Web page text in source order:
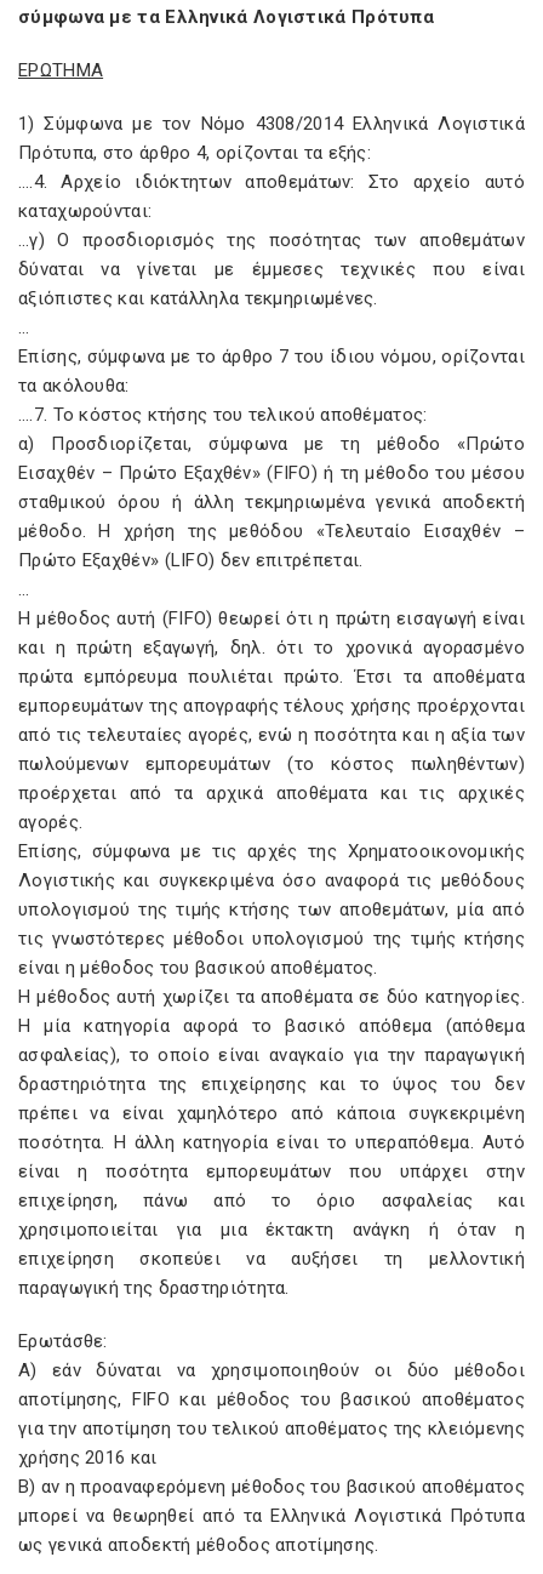
σύμφωνα με τα Ελληνικά Λογιστικά Πρότυπα
ΕΡΩΤΗΜΑ
1) Σύμφωνα με τον Νόμο 4308/2014 Ελληνικά Λογιστικά
Πρότυπα, στο άρθρο 4, ορίζονται τα εξής:
….4. Αρχείο ιδιόκτητων αποθεμάτων: Στο αρχείο αυτό
καταχωρούνται:
…γ) Ο προσδιορισμός της ποσότητας των αποθεμάτων
δύναται να γίνεται με έμμεσες τεχνικές που είναι
αξιόπιστες και κατάλληλα τεκμηριωμένες.
…
Επίσης, σύμφωνα με το άρθρο 7 του ίδιου νόμου, ορίζονται
τα ακόλουθα:
….7. Το κόστος κτήσης του τελικού αποθέματος:
α) Προσδιορίζεται, σύμφωνα με τη μέθοδο «Πρώτο
Εισαχθέν – Πρώτο Εξαχθέν» (FIFO) ή τη μέθοδο του μέσου
σταθμικού όρου ή άλλη τεκμηριωμένα γενικά αποδεκτή
μέθοδο. Η χρήση της μεθόδου «Τελευταίο Εισαχθέν –
Πρώτο Εξαχθέν» (LIFO) δεν επιτρέπεται.
…
Η μέθοδος αυτή (FIFO) θεωρεί ότι η πρώτη εισαγωγή είναι
και η πρώτη εξαγωγή, δηλ. ότι το χρονικά αγορασμένο
πρώτα εμπόρευμα πουλιέται πρώτο. Έτσι τα αποθέματα
εμπορευμάτων της απογραφής τέλους χρήσης προέρχονται
από τις τελευταίες αγορές, ενώ η ποσότητα και η αξία των
πωλούμενων εμπορευμάτων (το κόστος πωληθέντων)
προέρχεται από τα αρχικά αποθέματα και τις αρχικές
αγορές.
Επίσης, σύμφωνα με τις αρχές της Χρηματοοικονομικής
Λογιστικής και συγκεκριμένα όσο αναφορά τις μεθόδους
υπολογισμού της τιμής κτήσης των αποθεμάτων, μία από
τις γνωστότερες μέθοδοι υπολογισμού της τιμής κτήσης
είναι η μέθοδος του βασικού αποθέματος.
Η μέθοδος αυτή χωρίζει τα αποθέματα σε δύο κατηγορίες.
Η μία κατηγορία αφορά το βασικό απόθεμα (απόθεμα
ασφαλείας), το οποίο είναι αναγκαίο για την παραγωγική
δραστηριότητα της επιχείρησης και το ύψος του δεν
πρέπει να είναι χαμηλότερο από κάποια συγκεκριμένη
ποσότητα. Η άλλη κατηγορία είναι το υπεραπόθεμα. Αυτό
είναι η ποσότητα εμπορευμάτων που υπάρχει στην
επιχείρηση, πάνω από το όριο ασφαλείας και
χρησιμοποιείται για μια έκτακτη ανάγκη ή όταν η
επιχείρηση σκοπεύει να αυξήσει τη μελλοντική
παραγωγική της δραστηριότητα.
Ερωτάσθε:
Α) εάν δύναται να χρησιμοποιηθούν οι δύο μέθοδοι
αποτίμησης, FIFO και μέθοδος του βασικού αποθέματος
για την αποτίμηση του τελικού αποθέματος της κλειόμενης
χρήσης 2016 και
Β) αν η προαναφερόμενη μέθοδος του βασικού αποθέματος
μπορεί να θεωρηθεί από τα Ελληνικά Λογιστικά Πρότυπα
ως γενικά αποδεκτή μέθοδος αποτίμησης.